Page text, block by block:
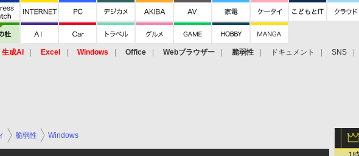
生成AI Excel Windows Office Webブラウザー 脆弱性 ドキュメント SNS
脆弱性 Windows